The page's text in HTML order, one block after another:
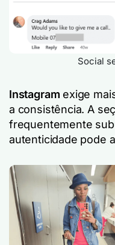
Social
Instagram exige
a consistência. A
frequentemente
autenticidade pode